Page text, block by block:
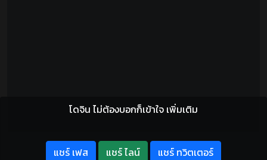
โดจิน ไม่ต้องบอกก็เข้าใจ เพิ่มเติม
แชร์ เฟส แชร์ ไลน์
แชร์ ทวิตเตอร์